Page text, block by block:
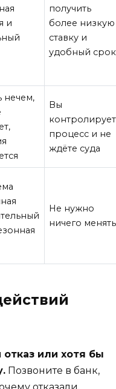
и
получить
более низкую
ставку и
удобный срок
нечем,
Вы
процесс и не
ждёте суда
Не нужно
ничего менять
или хотя бы
Позвоните в банк,